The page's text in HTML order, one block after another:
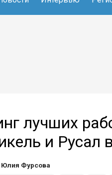
лучших
и Русал
Юлия Фурсова